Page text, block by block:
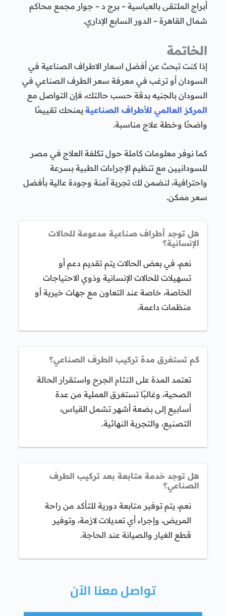
أبراج الملتقى بالعباسية – برج د – جوار مجمع محاكم
شمال القاهرة – الدور السابع الإداري.
الخاتمة
إذا كنت تبحث عن أفضل اسعار الاطراف الصناعية في
السودان أو ترغب في معرفة سعر الطرف الصناعي في
السودان بالجنيه بدقة حسب حالتك، فإن التواصل مع
المركز العالمي للأطراف الصناعيةيمنحك تقييمًا
واضحًا وخطة علاج مناسبة.
كما نوفر معلومات كاملة حول تكلفة العلاج في مصر
للسودانيين مع تنظيم الإجراءات الطبية بسرعة
واحترافية، لنضمن لك تجربة آمنة وجودة عالية بأفضل
سعر ممكن.
هل توجد أطراف صناعية مدعومة للحالات
الإنسانية؟
نعم، في بعض الحالات يتم تقديم دعم أو
تسهيلات للحالات الإنسانية وذوي الاحتياجات
الخاصة، خاصة عند التعاون مع جهات خيرية أو
منظمات داعمة.
كم تستغرق مدة تركيب الطرف الصناعي؟
تعتمد المدة على التئام الجرح واستقرار الحالة
الصحية، وغالبًا تستغرق العملية من عدة
أسابيع إلى بضعة أشهر تشمل القياس،
التصنيع، والتجربة النهائية.
هل توجد خدمة متابعة بعد تركيب الطرف
الصناعي؟
نعم، يتم توفير متابعة دورية للتأكد من راحة
المريض، وإجراء أي تعديلات لازمة، وتوفير
قطع الغيار والصيانة عند الحاجة.
تواصل معنا الآن